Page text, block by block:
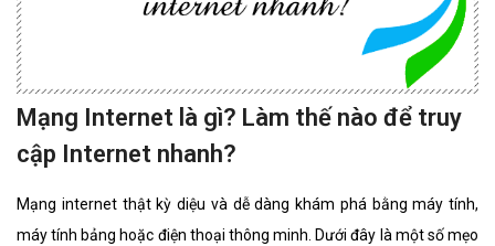
Mạng Internet là gì? Làm thế nào để truy
cập Internet nhanh?
Mạng internet thật kỳ diệu và dễ dàng khám phá bằng máy tính,
máy tính bảng hoặc điện thoại thông minh. Dưới đây là một số mẹo